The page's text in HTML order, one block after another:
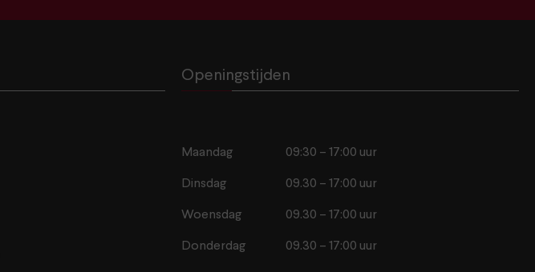
Openingstijden
Maandag 09:30 – 17:00 uur
Dinsdag 09.30 – 17:00 uur
Woensdag 09.30 – 17:00 uur
Donderdag 09.30 – 17:00 uur